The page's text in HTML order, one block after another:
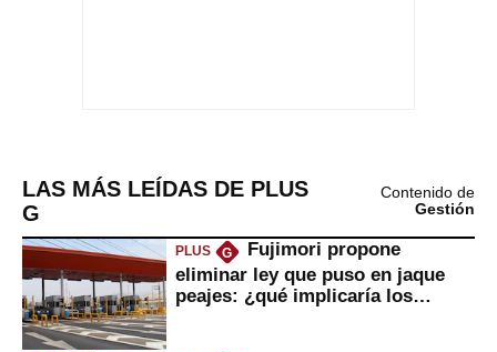
LAS MÁS LEÍDAS DE PLUS
G
Contenido de
Gestión
PLUS G
Fujimori propone
eliminar ley que puso en jaque
peajes: ¿qué implicaría los